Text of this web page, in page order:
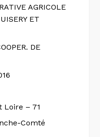
AGRICOLE
ET
DE
Loire – 71
Comté